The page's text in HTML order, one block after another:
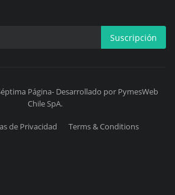
Suscripción
Página- Desarrollado por PymesWeb
Chile SpA.
de Privacidad Terms & Conditions